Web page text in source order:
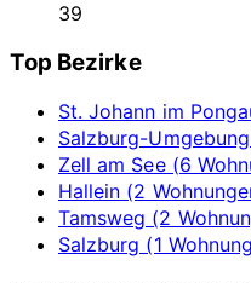
39
Top Bezirke
St. Johann im
Salzburg-
Zell am See (6
Hallein (2
Tamsweg (2
Salzburg (1